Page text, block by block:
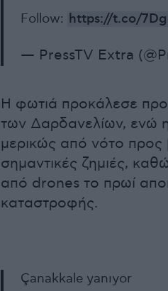
Follow: https://t.co/
— PressTV Extra
Η φωτιά προκάλεσε
των Δαρδανελίων, ενώ
μερικώς από νότο προς
σημαντικές ζημιές,
από drones το πρωί
καταστροφής.
Çanakkale yanıyor